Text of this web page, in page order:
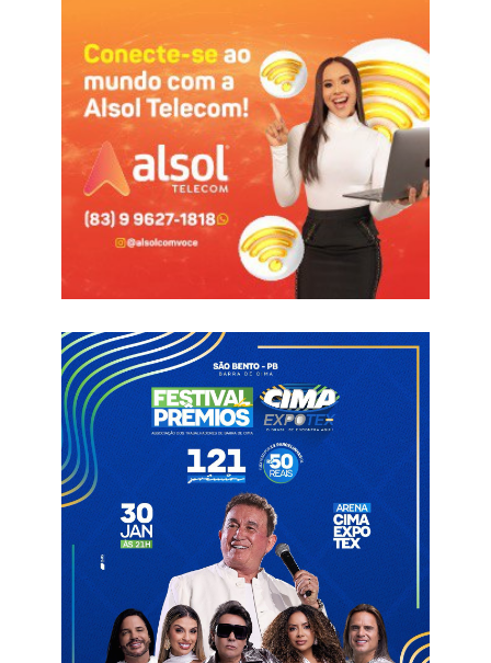
Infelizmente, de acordo com relatos de moradores, este não
seria um caso isolado. Há registros anteriores de gatinhos
encontrados mortos na mesma região, o que aumenta o alerta
e a necessidade de conscientização.
Se você presenciar alguma situação de violência contra
animais, procure as autoridades locais e ajude a proteger
esses animais.
Informações com Portal Serra Negra
Crimes Gatos Serra Negra do Norte